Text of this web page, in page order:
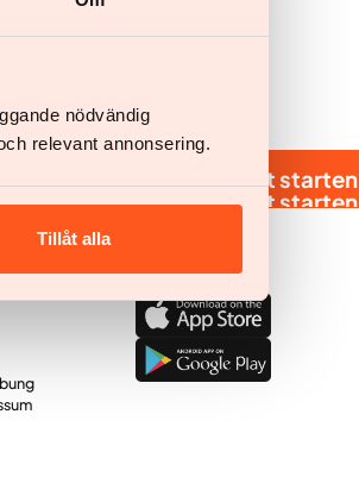
nödvändig
relevant annonsering.
Tillåt alla
Jetzt starten
Jetzt starten
Hol dir die App